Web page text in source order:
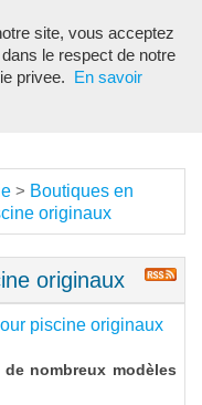
> Boutiques en
originaux
originaux
piscine originaux
nombreux modèles
site, vous acceptez
le respect de notre
privee.
En savoir